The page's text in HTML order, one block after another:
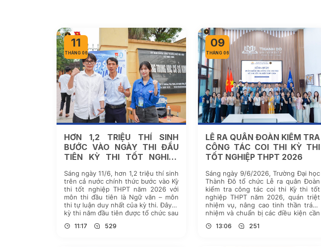
11
THÁNG 06
HƠN 1,2 TRIỆU THÍ SINH
BƯỚC VÀO NGÀY THI ĐẦU
TIÊN KỲ THI TỐT NGHIỆP
Sáng ngày 11/6, hơn 1,2 triệu thí sinh
trên cả nước chính thức bước vào Kỳ
thi tốt nghiệp THPT năm 2026 với
môn thi đầu tiên là Ngữ văn – môn
thi tự luận duy nhất của kỳ thi. Đây là
kỳ thi năm đầu tiên được tổ chức sau
11:17 529
09
THÁNG 06
LỄ RA QUÂN ĐOÀN KIỂM TRA
CÔNG TÁC COI THI KỲ THI
TỐT NGHIỆP THPT 2026
Sáng ngày 9/6/2026, Trường Đại học
Thành Đô tổ chức Lễ ra quân Đoàn
kiểm tra công tác coi thi Kỳ thi tốt
nghiệp THPT năm 2026, quán triệt
nhiệm vụ, nâng cao tinh thần trách
nhiệm và chuẩn bị các điều kiện cần
nhiệm vụ kiểm tra, […]
13:06 251